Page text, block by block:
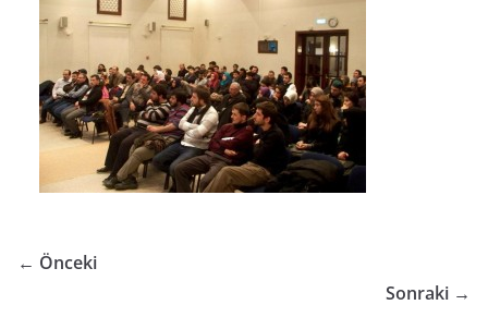
← Önceki
Sonraki →